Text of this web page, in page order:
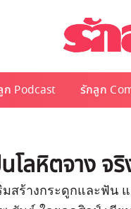
ก Podcast รักลูก
ลหิตจาง จริ
สร้างกระดูกและฟัน แ